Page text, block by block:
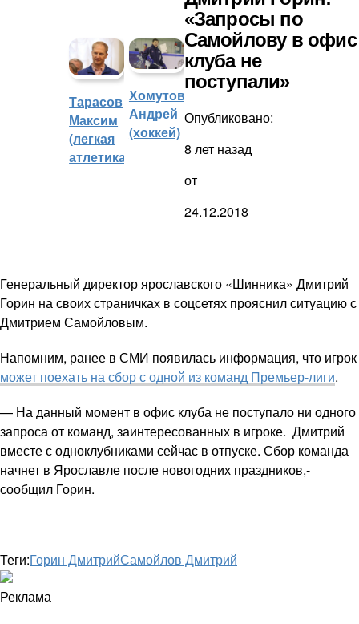
Тарасов
Максим
(легкая
атлетика)
Хомутов
Андрей
(хоккей)
«Запросы по
Самойлову в офис
клуба не
поступали»
Опубликовано:
8 лет назад
от
24.12.2018
Генеральный директор ярославского «Шинника» Дмитрий
Горин на своих страничках в соцсетях прояснил ситуацию с
Дмитрием Самойловым.
Напомним, ранее в СМИ появилась информация, что игрок
может поехать на сбор с одной из команд Премьер-лиги.
— На данный момент в офис клуба не поступало ни одного
запроса от команд, заинтересованных в игроке. Дмитрий
вместе с одноклубниками сейчас в отпуске. Сбор команда
начнет в Ярославле после новогодних праздников,-
сообщил Горин.
Теги:Горин ДмитрийСамойлов Дмитрий
Реклама